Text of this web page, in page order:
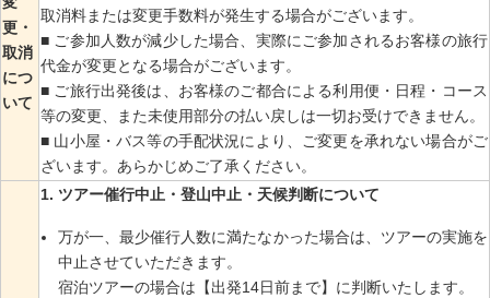
更・
取消
につ
いて
取消料または変更手数料が発生する場合がございます。
■ ご参加人数が減少した場合、実際にご参加されるお客様の旅行
代金が変更となる場合がございます。
■ ご旅行出発後は、お客様のご都合による利用便・日程・コース
等の変更、また未使用部分の払い戻しは一切お受けできません。
■ 山小屋・バス等の手配状況により、ご変更を承れない場合がご
ざいます。あらかじめご了承ください。
ツアー催行中止・登山中止・天候判断について
万が一、最少催行人数に満たなかった場合は、ツアーの実施を
中止させていただきます。
宿泊ツアーの場合は【出発14日前まで】に判断いたします。